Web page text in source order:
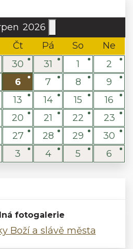
2026
Čt Pá So
Ne
30 31 1
2
6 7 8
9
13 14 15
16
20 21 22
23
27 28 29
30
3 4 5 6
fotogalerie